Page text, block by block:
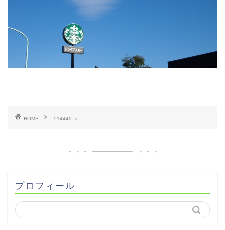
HOME 514449_s
プロフィール